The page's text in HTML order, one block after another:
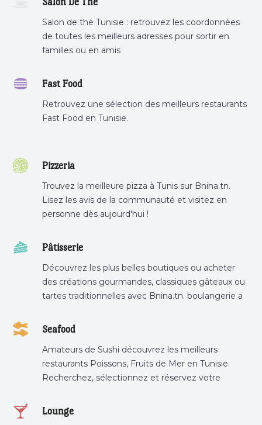
Salon de thé Tunisie : retrouvez les coordonnées
de toutes les meilleurs adresses pour sortir en
familles ou en amis
Fast Food
Retrouvez une sélection des meilleurs restaurants
Fast Food en Tunisie.
Pizzeria
Trouvez la meilleure pizza à Tunis sur Bnina.tn.
Lisez les avis de la communauté et visitez en
personne dès aujourd'hui !
Pâtisserie
Découvrez les plus belles boutiques ou acheter
des créations gourmandes, classiques gâteaux ou
tartes traditionnelles avec Bnina.tn. boulangerie a
tunis, pâtisserie sousse .
Seafood
Amateurs de Sushi découvrez les meilleurs
restaurants Poissons, Fruits de Mer en Tunisie.
Recherchez, sélectionnez et réservez votre
Lounge